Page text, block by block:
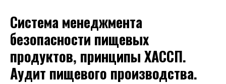
Система менеджмента
безопасности пищевых
продуктов, принципы ХАССП.
Аудит пищевого производства.